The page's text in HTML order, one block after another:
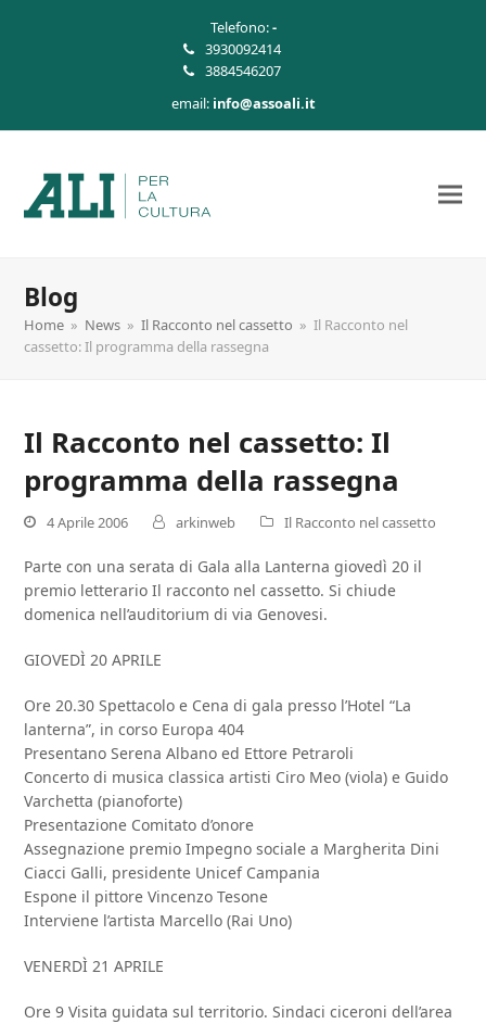
Telefono:-
3930092414
3884546207
email: info@assoali.it
Blog
Home » News » Il Racconto nel cassetto » Il Racconto nel
cassetto: Il programma della rassegna
Il Racconto nel cassetto: Il
programma della rassegna
4 Aprile 2006 arkinweb Il Racconto nel cassetto
Parte con una serata di Gala alla Lanterna giovedì 20 il
premio letterario Il racconto nel cassetto. Si chiude
domenica nell’auditorium di via Genovesi.
GIOVEDÌ 20 APRILE
Ore 20.30 Spettacolo e Cena di gala presso l’Hotel “La
lanterna”, in corso Europa 404
Presentano Serena Albano ed Ettore Petraroli
Concerto di musica classica artisti Ciro Meo (viola) e Guido
Varchetta (pianoforte)
Presentazione Comitato d’onore
Assegnazione premio Impegno sociale a Margherita Dini
Ciacci Galli, presidente Unicef Campania
Espone il pittore Vincenzo Tesone
Interviene l’artista Marcello (Rai Uno)
VENERDÌ 21 APRILE
Ore 9 Visita guidata sul territorio. Sindaci ciceroni dell’area